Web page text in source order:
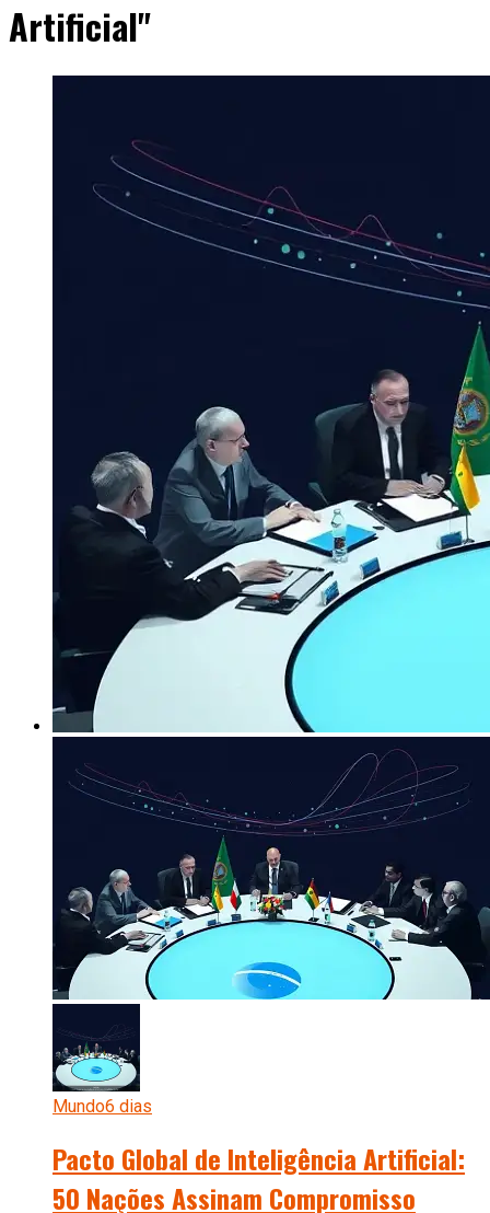
Artificial"
Mundo6 dias
Pacto Global de Inteligência Artificial:
50 Nações Assinam Compromisso